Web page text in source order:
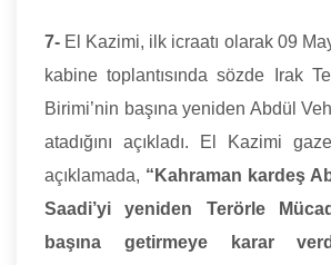
7- El Kazimi, ilk icraatı olarak 09
kabine toplantısında sözde Irak
Birimi’nin başına yeniden Abdül
atadığını açıkladı. El Kazimi
açıklamada, “Kahraman kardeş
Saadi’yi yeniden Terörle
başına getirmeye karar